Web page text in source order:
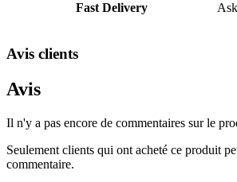
Fast Delivery
Avis clients
Avis
Il n'y a pas encore de commentaires sur le
Seulement clients qui ont acheté ce produit
commentaire.